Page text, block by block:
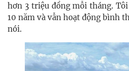
hơn 3 triệu đồng mỗi tháng.
10 năm và vẫn hoạt động bình
nói.